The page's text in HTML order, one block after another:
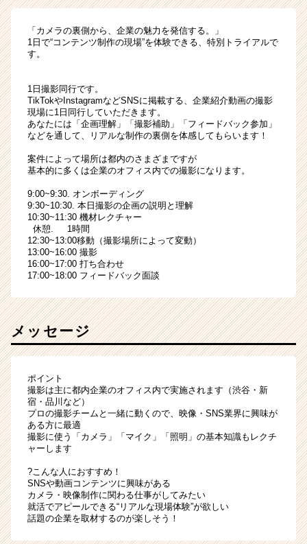
「カメラの裏側から、企業の魅力を発信する。」
1日で“コンテンツ制作の現場”を体験できる、特別トライアルで
す。
1日撮影同行です。
TikTokやInstagramなどSNSに掲載する、企業紹介動画の撮影
現場に1日同行していただきます。
あなたには「企画理解」「撮影補助」「フィードバック参加」
などを通して、リアルな制作の裏側を体感してもらいます！
案件によって場所は都内のさまざまですが
基本的に多くは企業のオフィス内での撮影になります。
9:00~9:30. オンボーディング
9:30~10:30. 本日撮影の企画の説明と理解
10:30~11:30 機材レクチャー
休憩. 1時間
12:30~13:00移動（撮影場所によって変動）
13:00~16:00 撮影
16:00~17:00 打ち合わせ
17:00~18:00 フィードバック面談
メッセージ
ポイント
撮影は主に都内企業のオフィス内で実施されます（渋谷・新
宿・品川など）
プロの撮影チームと一緒に動くので、映像・SNS業界に興味が
ある方に最適
撮影に使う「カメラ」「マイク」「照明」の基本知識もレクチ
ャーします
?こんな人におすすめ！
SNSや動画コンテンツに興味がある
カメラ・映像制作に関わる仕事がしてみたい
就活でアピールできる“リアルな現場体験”が欲しい
話題の企業を取材するのが楽しそう！